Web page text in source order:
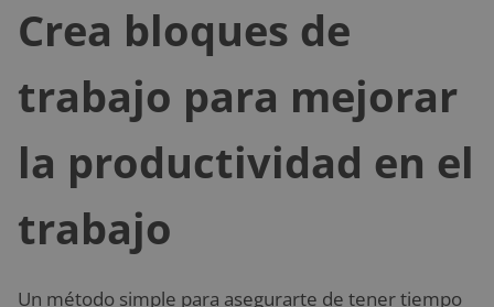
Crea bloques de
trabajo para mejorar
la productividad en el
trabajo
Un método simple para asegurarte de tener tiempo